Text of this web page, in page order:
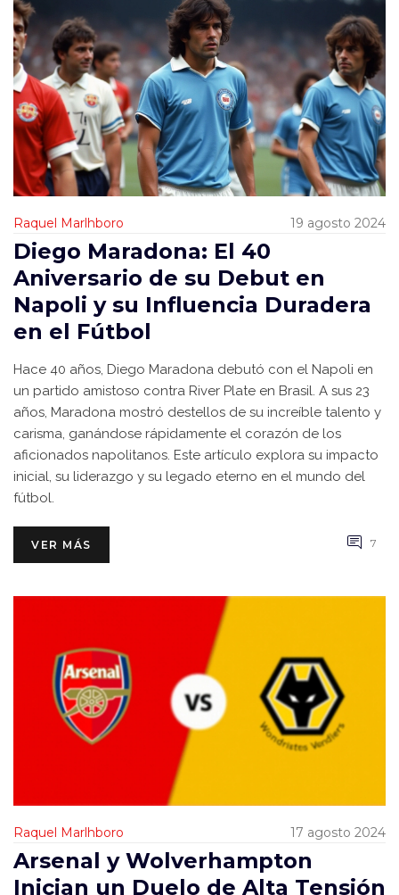
Raquel Marlhboro 19 agosto 2024
Diego Maradona: El 40
Aniversario de su Debut en
Napoli y su Influencia Duradera
en el Fútbol
Hace 40 años, Diego Maradona debutó con el Napoli en
un partido amistoso contra River Plate en Brasil. A sus 23
años, Maradona mostró destellos de su increíble talento y
carisma, ganándose rápidamente el corazón de los
aficionados napolitanos. Este artículo explora su impacto
inicial, su liderazgo y su legado eterno en el mundo del
fútbol.
VER MÁS 7
Raquel Marlhboro 17 agosto 2024
Arsenal y Wolverhampton
Inician un Duelo de Alta Tensión